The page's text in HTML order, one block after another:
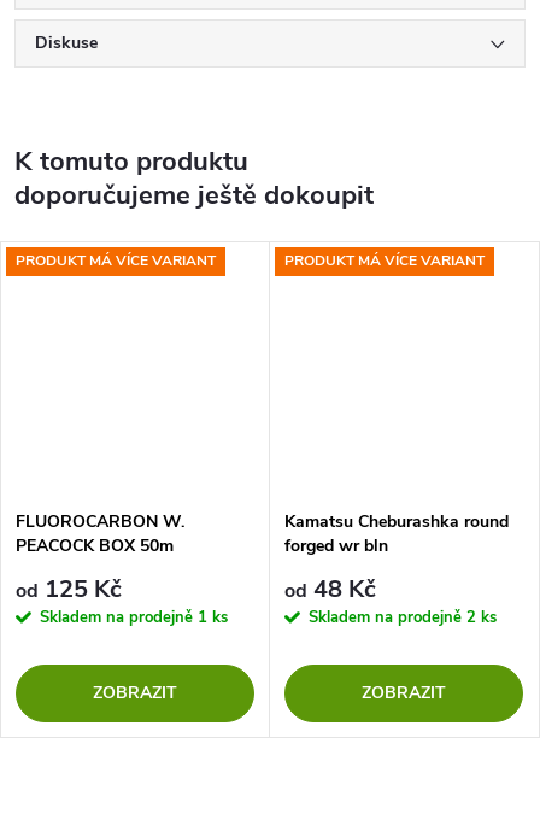
Diskuse
K tomuto produktu
doporučujeme ještě dokoupit
PRODUKT MÁ VÍCE VARIANT
FLUOROCARBON W.
PEACOCK BOX 50m
od 125 Kč
Skladem na prodejně 1 ks
ZOBRAZIT
PRODUKT MÁ VÍCE VARIANT
Kamatsu Cheburashka round
forged wr bln
od 48 Kč
Skladem na prodejně 2 ks
ZOBRAZIT